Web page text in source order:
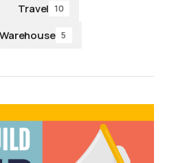
Travel 10
Warehouse 5